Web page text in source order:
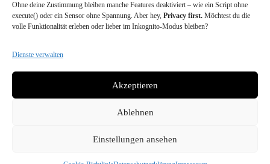
Ohne deine Zustimmung bleiben manche Features deaktiviert – wie ein Script ohne
execute() oder ein Sensor ohne Spannung. Aber hey, Privacy first. Möchtest du die
volle Funktionalität erleben oder lieber im Inkognito-Modus bleiben?
Dienste verwalten
Akzeptieren
Ablehnen
Einstellungen ansehen
Contact us
Phone: (+63) 555 1212
Contact us at: info@mail.com